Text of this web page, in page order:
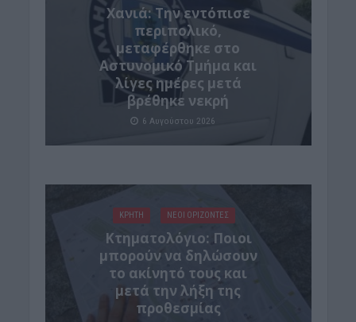
Χανιά: Την εντόπισε
περιπολικό,
μεταφέρθηκε στο
Αστυνομικό Τμήμα και
λίγες ημέρες μετά
βρέθηκε νεκρή
6 Αυγούστου 2026
ΚΡΗΤΗ ΝΕΟΙ ΟΡΙΖΟΝΤΕΣ
Κτηματολόγιο: Ποιοι
μπορούν να δηλώσουν
το ακίνητό τους και
μετά την λήξη της
προθεσμίας